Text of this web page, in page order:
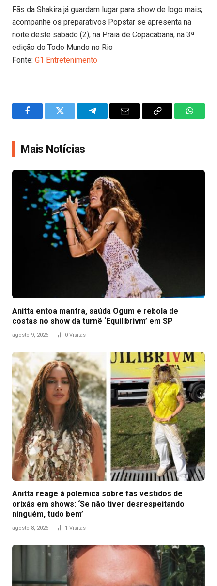
Fãs da Shakira já guardam lugar para show de logo mais;
acompanhe os preparativos Popstar se apresenta na
noite deste sábado (2), na Praia de Copacabana, na 3ª
edição do Todo Mundo no Rio
Fonte: G1 Entretenimento
FacebookTwitter TelegramEmail
Copy
Mais Notícias
Anitta entoa mantra, saúda Ogum e rebola de
costas no show da turnê ‘Equilibrivm’ em SP
agosto 9, 2026 0 Visitas
Anitta reage à polêmica sobre fãs vestidos de
orixás em shows: ‘Se não tiver desrespeitando
ninguém, tudo bem’
agosto 8, 2026 1 Visitas